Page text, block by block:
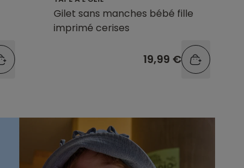
Gilet sans manches bébé fille
imprimé cerises
19,99 €